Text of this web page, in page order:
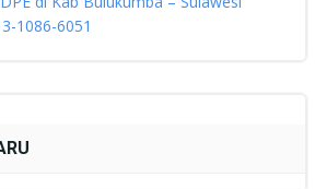
1086-6051